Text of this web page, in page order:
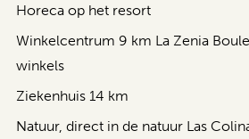
Horeca op het resort
Winkelcentrum 9 km La Zenia
winkels
Ziekenhuis 14 km
Natuur, direct in de natuur Las